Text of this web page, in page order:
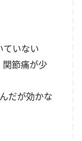
ていない
関節痛が少
だが効かな